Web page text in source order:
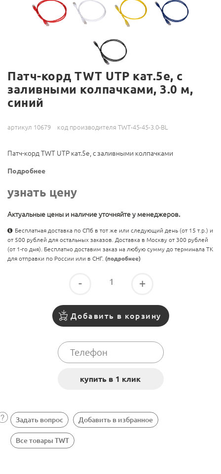
Патч-корд TWT UTP кат.5e, с
заливными колпачками, 3.0 м,
синий
артикул 10679 код производителя TWT-45-45-3.0-BL
Патч-корд TWT UTP кат.5e, с заливными колпачками
Подробнее
узнать цену
Актуальные цены и наличие уточняйте у менеджеров.
Бесплатная доставка по СПб в тот же или следующий день (от 15 т.р.) и
от 500 рублей для остальных заказов. Доставка в Москву от 300 рублей
(от 1-го дня). Бесплатно доставим заказ на любую сумму до терминала ТК
для отправки по России или в СНГ. (подробнее)
- +
Добавить в корзину
Задать вопрос Добавить в избранное
Все товары TWT